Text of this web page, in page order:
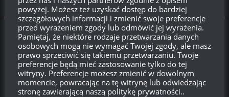
Konwój – samochód opancerzony Lanchester
Twitch.tv - Zurugula
powyżej. Możesz też uzyskać dostęp do bardziej
szczegółowych informacji i zmienić swoje preferencje
przed wyrażeniem zgody lub odmówić jej wyrażenia.
Pamiętaj, że niektóre rodzaje przetwarzania danych
osobowych mogą nie wymagać Twojej zgody, ale masz
prawo sprzeciwić się takiemu przetwarzaniu. Twoje
preferencje będą mieć zastosowanie tylko do tej
witryny. Preferencje możesz zmienić w dowolnym
momencie, powracając na tę witrynę lub odwiedzając
stronę zawierającą naszą politykę prywatności..